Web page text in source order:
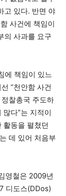
고 있다. 반면 야
사건에 책임이
의 사과를 요구
에 책임이 있느
“천안함 사건
찰총국 주도하
다”는 지적이
활동을 펼쳤던
데 있어 처음부
영철은 2009년
디도스(DDos)